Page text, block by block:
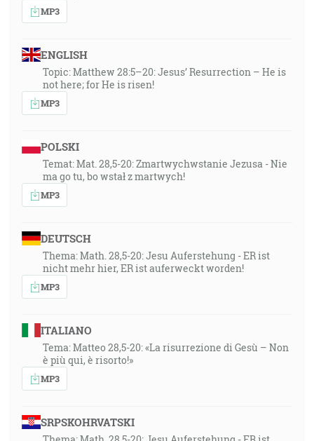
MP3
ENGLISH
Topic: Matthew 28:5–20: Jesus’ Resurrection – He is
not here; for He is risen!
MP3
POLSKI
Temat: Mat. 28,5-20: Zmartwychwstanie Jezusa - Nie
ma go tu, bo wstał z martwych!
MP3
DEUTSCH
Thema: Math. 28,5-20: Jesu Auferstehung - ER ist
nicht mehr hier, ER ist auferweckt worden!
MP3
ITALIANO
Tema: Matteo 28,5-20: «La risurrezione di Gesù – Non
è più qui, è risorto!»
MP3
SRPSKOHRVATSKI